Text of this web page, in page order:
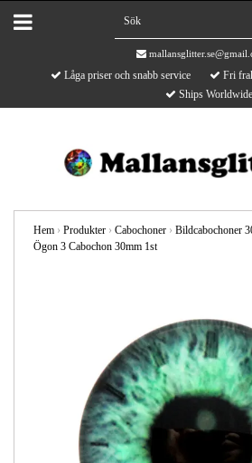
Låga priser och snabb service
Fri
Ships Worldwide
Hem › Produkter › Cabochoner › Bildcabochoner
Ögon 3 Cabochon 30mm 1st